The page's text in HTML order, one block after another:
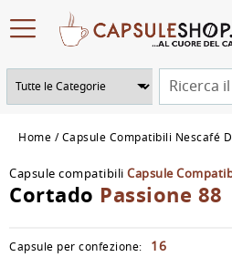
Home Capsule Compatibili Nescafé
Capsule compatibili Capsule
Cortado Passione 88
Capsule per confezione: 16